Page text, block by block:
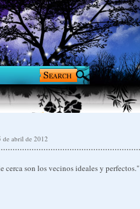
de abril de 2012
cerca son los vecinos ideales y perfectos."